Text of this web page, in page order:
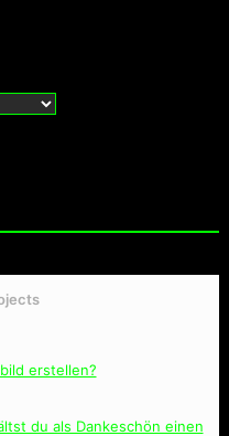
erstellen?
du als Dankeschön einen